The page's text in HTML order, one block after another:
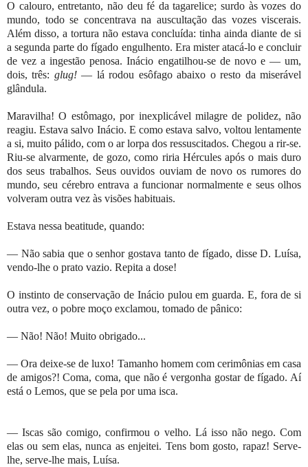
O calouro, entretanto, não deu fé da tagarelice; surdo às vozes do
mundo, todo se concentrava na auscultação das vozes viscerais.
Além disso, a tortura não estava concluída: tinha ainda diante de si
a segunda parte do fígado engulhento. Era mister atacá-lo e concluir
de vez a ingestão penosa. Inácio engatilhou-se de novo e — um,
dois, três: glug!— lá rodou esôfago abaixo o resto da miserável
glândula.
Maravilha! O estômago, por inexplicável milagre de polidez, não
reagiu. Estava salvo Inácio. E como estava salvo, voltou lentamente
a si, muito pálido, com o ar lorpa dos ressuscitados. Chegou a rir-se.
Riu-se alvarmente, de gozo, como riria Hércules após o mais duro
dos seus trabalhos. Seus ouvidos ouviam de novo os rumores do
mundo, seu cérebro entrava a funcionar normalmente e seus olhos
volveram outra vez às visões habituais.
Estava nessa beatitude, quando:
— Não sabia que o senhor gostava tanto de fígado, disse D. Luísa,
vendo-lhe o prato vazio. Repita a dose!
O instinto de conservação de Inácio pulou em guarda. E, fora de si
outra vez, o pobre moço exclamou, tomado de pânico:
— Não! Não! Muito obrigado...
— Ora deixe-se de luxo! Tamanho homem com cerimônias em casa
de amigos?! Coma, coma, que não é vergonha gostar de fígado. Aí
está o Lemos, que se pela por uma isca.
— Iscas são comigo, confirmou o velho. Lá isso não nego. Com
elas ou sem elas, nunca as enjeitei. Tens bom gosto, rapaz! Serve-
lhe, serve-lhe mais, Luísa.